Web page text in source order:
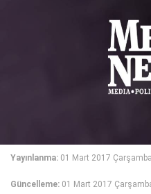
Yayınlanma: 01 Mart 2017
Güncelleme: 01 Mart 2017